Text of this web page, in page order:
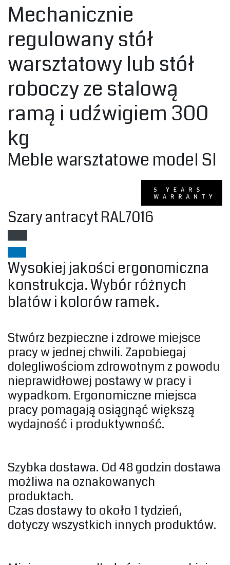
Mechanicznie
regulowany stół
warsztatowy lub stół
roboczy ze stalową
ramą i udźwigiem 300
kg‎
‎Meble warsztatowe model SI‎
‎Szary‎ antracyt RAL7016
Wysokiej jakości ergonomiczna
konstrukcja. Wybór różnych
blatów i kolorów ramek.‎
Stwórz bezpieczne i zdrowe miejsce
pracy w jednej chwili. Zapobiegaj
dolegliwościom zdrowotnym z powodu
nieprawidłowej postawy w pracy i
wypadkom. Ergonomiczne miejsca
pracy pomagają osiągnąć większą
wydajność i produktywność.‎
‎Szybka dostawa. Od 48 godzin dostawa
możliwa na oznakowanych
produktach.
Czas dostawy to około 1 tydzień,
dotyczy wszystkich innych produktów.‎